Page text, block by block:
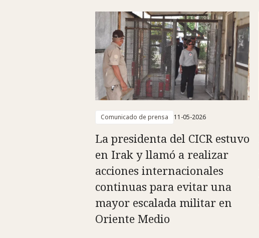
Comunicado de prensa 11-05-2026
La presidenta del CICR estuvo
en Irak y llamó a realizar
acciones internacionales
continuas para evitar una
mayor escalada militar en
Oriente Medio